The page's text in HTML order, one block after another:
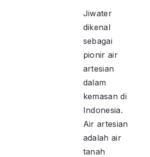
Jiwater
dikenal
sebagai
pionir air
artesian
dalam
kemasan di
Indonesia.
Air artesian
adalah air
tanah